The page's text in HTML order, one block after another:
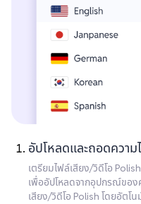
อัปโหลดและถอดควา
เตรียมไฟล์เสียง/วิดีโอ
เพื่ออัปโหลดจากอุปกรณ์ขอ
เสียง/วิดีโอ Polish โดยอัตโ